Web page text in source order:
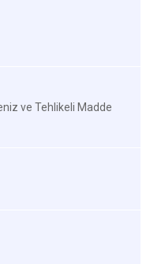
ve Tehlikeli Madde